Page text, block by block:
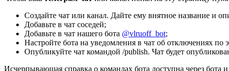
Создайте чат или канал. Дайте ему внятное название и
Добавьте в чат соседей;
Добавьте в чат нашего бота @vlruoff_bot;
Настройте бота на уведомления в чат об отключениях
Опубликуйте чат командой /publish. Чат будет
Исчерпывающая справка о командах бота доступна через бота